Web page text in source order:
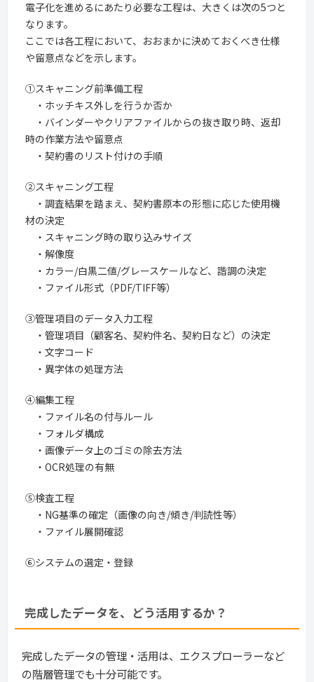
電子化を進めるにあたり必要な工程は、大きくは次の5つと
なります。
ここでは各工程において、おおまかに決めておくべき仕様
や留意点などを示します。
①スキャニング前準備工程
・ホッチキス外しを行うか否か
・バインダーやクリアファイルからの抜き取り時、返却
時の作業方法や留意点
・契約書のリスト付けの手順
②スキャニング工程
・調査結果を踏まえ、契約書原本の形態に応じた使用機
材の決定
・スキャニング時の取り込みサイズ
・解像度
・カラー/白黒二値/グレースケールなど、諧調の決定
・ファイル形式（PDF/TIFF等）
③管理項目のデータ入力工程
・管理項目（顧客名、契約件名、契約日など）の決定
・文字コード
・異字体の処理方法
④編集工程
・ファイル名の付与ルール
・フォルダ構成
・画像データ上のゴミの除去方法
・OCR処理の有無
⑤検査工程
・NG基準の確定（画像の向き/傾き/判読性等）
・ファイル展開確認
⑥システムの選定・登録
完成したデータを、どう活用するか？
完成したデータの管理・活用は、エクスプローラーなど
の階層管理でも十分可能です。